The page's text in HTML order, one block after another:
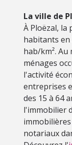
La ville de
À Ploëzal, la
habitants en
hab/km².
ménages
l'activité
entreprises
des 15 à 64
l'immobilier
notariaux